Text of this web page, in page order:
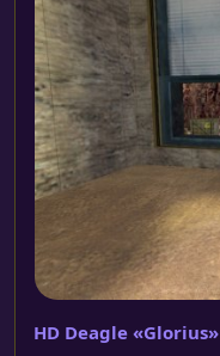
HD Deagle «Glorius»